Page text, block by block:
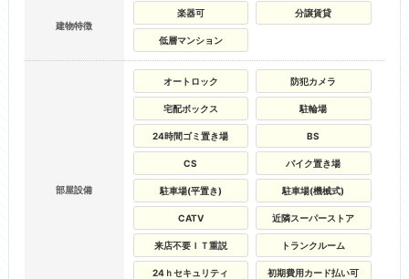
建物特徴
楽器可 分譲賃貸
低層マンション
部屋設備
オートロック 防犯カメラ
宅配ボックス 駐輪場
24時間ゴミ置き場 BS
CS バイク置き場
駐車場(平置き) 駐車場(機械式)
CATV 近隣スーパーストア
来店不要ＩＴ重説 トランクルーム
24ｈセキュリティ 初期費用カード払い可